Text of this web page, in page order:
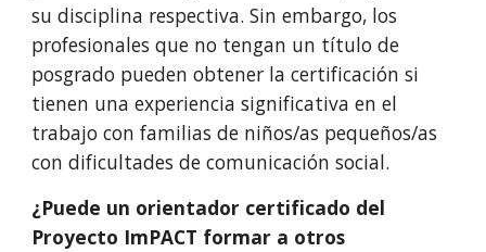
su disciplina respectiva. Sin embargo, los
profesionales que no tengan un título de
posgrado pueden obtener la certificación si
tienen una experiencia significativa en el
trabajo con familias de niños/as pequeños/as
con dificultades de comunicación social.
¿Puede un orientador certificado del
Proyecto ImPACT formar a otros